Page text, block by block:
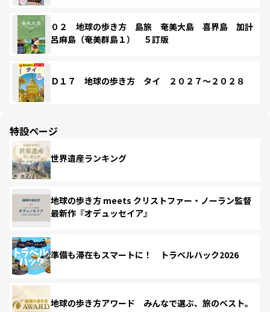
０２ 地球の歩き方 島旅 奄美大島 喜界島 加計
呂麻島（奄美群島１） ５訂版
Ｄ１７ 地球の歩き方 タイ ２０２７～２０２８
特設ページ
世界遺産ランキング
地球の歩き方 meets クリストファー・ノーラン監督
最新作『オデュッセイア』
準備も滞在もスマートに！ トラベルハック2026
地球の歩き方アワード みんなで選ぶ、旅のベスト。